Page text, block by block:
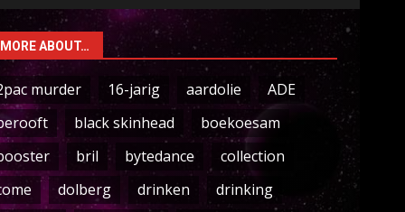
MORE ABOUT…
murder 16-jarig aardolie
ADE
black skinhead
boekoesam
bril bytedance
collection
dolberg drinken
drinking